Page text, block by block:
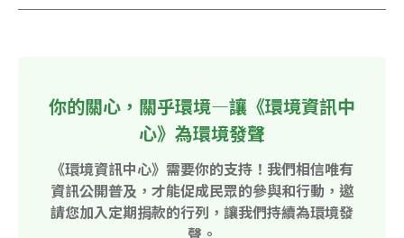
你的關心，關乎環境—讓《環境資訊中
心》為環境發聲
《環境資訊中心》需要你的支持！我們相信唯有
資訊公開普及，才能促成民眾的參與和行動，邀
請您加入定期捐款的行列，讓我們持續為環境發
聲。